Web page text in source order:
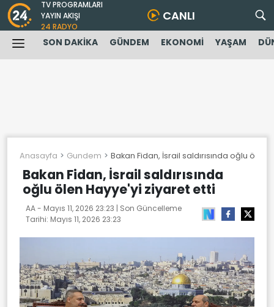
TV PROGRAMLARI
YAYIN AKIŞI
24 RADYO
CANLI
SON DAKİKA GÜNDEM EKONOMİ YAŞAM
Anasayfa Gundem Bakan Fidan, İsrail saldırısında oğlu ölen
Bakan Fidan, İsrail saldırısında
oğlu ölen Hayye'yi ziyaret etti
AA - Mayıs 11, 2026 23:23 | Son Güncelleme
Tarihi: Mayıs 11, 2026 23:23